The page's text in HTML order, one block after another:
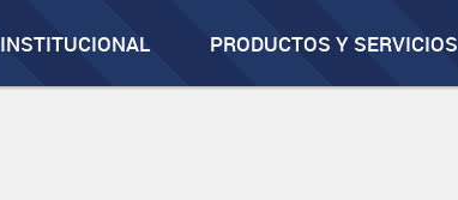
INSTITUCIONAL PRODUCTOS Y SERVICIOS